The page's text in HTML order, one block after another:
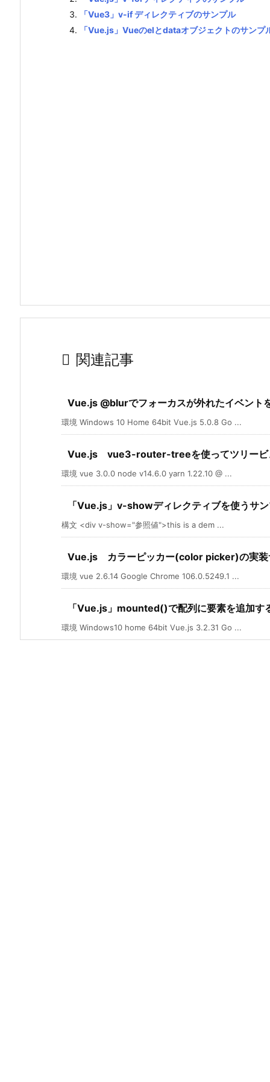
「Vue3」v-if ディレクティブのサンプル
「Vue.js」Vueのelとdataオブジェクトのサンプ
 関連記事
Vue.js @blurでフォーカスが外れたイベント
環境 Windows 10 Home 64bit Vue.js 5.0.8 Go ...
Vue.js vue3-router-treeを使ってツリービ
環境 vue 3.0.0 node v14.6.0 yarn 1.22.10 @ ...
「Vue.js」v-showディレクティブを使うサ
構文 <div v-show="参照値">this is a dem ...
Vue.js カラーピッカー(color picker)の実装
環境 vue 2.6.14 Google Chrome 106.0.5249.1 ...
「Vue.js」mounted()で配列に要素を追加す
環境 Windows10 home 64bit Vue.js 3.2.31 Go ...